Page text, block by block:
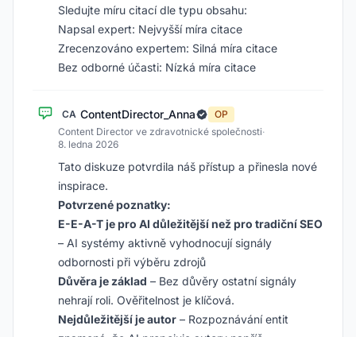
Sledujte míru citací dle typu obsahu:
Napsal expert: Nejvyšší míra citace
Zrecenzováno expertem: Silná míra citace
Bez odborné účasti: Nízká míra citace
CA ContentDirector_Anna
OP
Content Director ve zdravotnické společnosti·
8. ledna 2026
Tato diskuze potvrdila náš přístup a přinesla nové
inspirace.
Potvrzené poznatky:
E-E-A-T je pro AI důležitější než pro tradiční SEO
– AI systémy aktivně vyhodnocují signály
odbornosti při výběru zdrojů
Důvěra je základ – Bez důvěry ostatní signály
nehrají roli. Ověřitelnost je klíčová.
Nejdůležitější je autor – Rozpoznávání entit